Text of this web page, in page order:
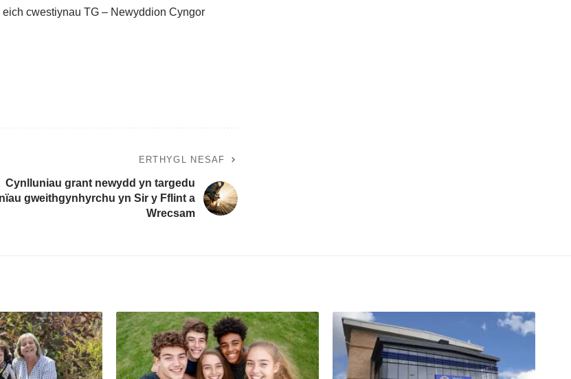
cwestiynau TG – Newyddion Cyngor
ERTHYGL NESAF
Cynlluniau grant newydd yn targedu
gweithgynhyrchu yn Sir y Fflint a
Wrecsam